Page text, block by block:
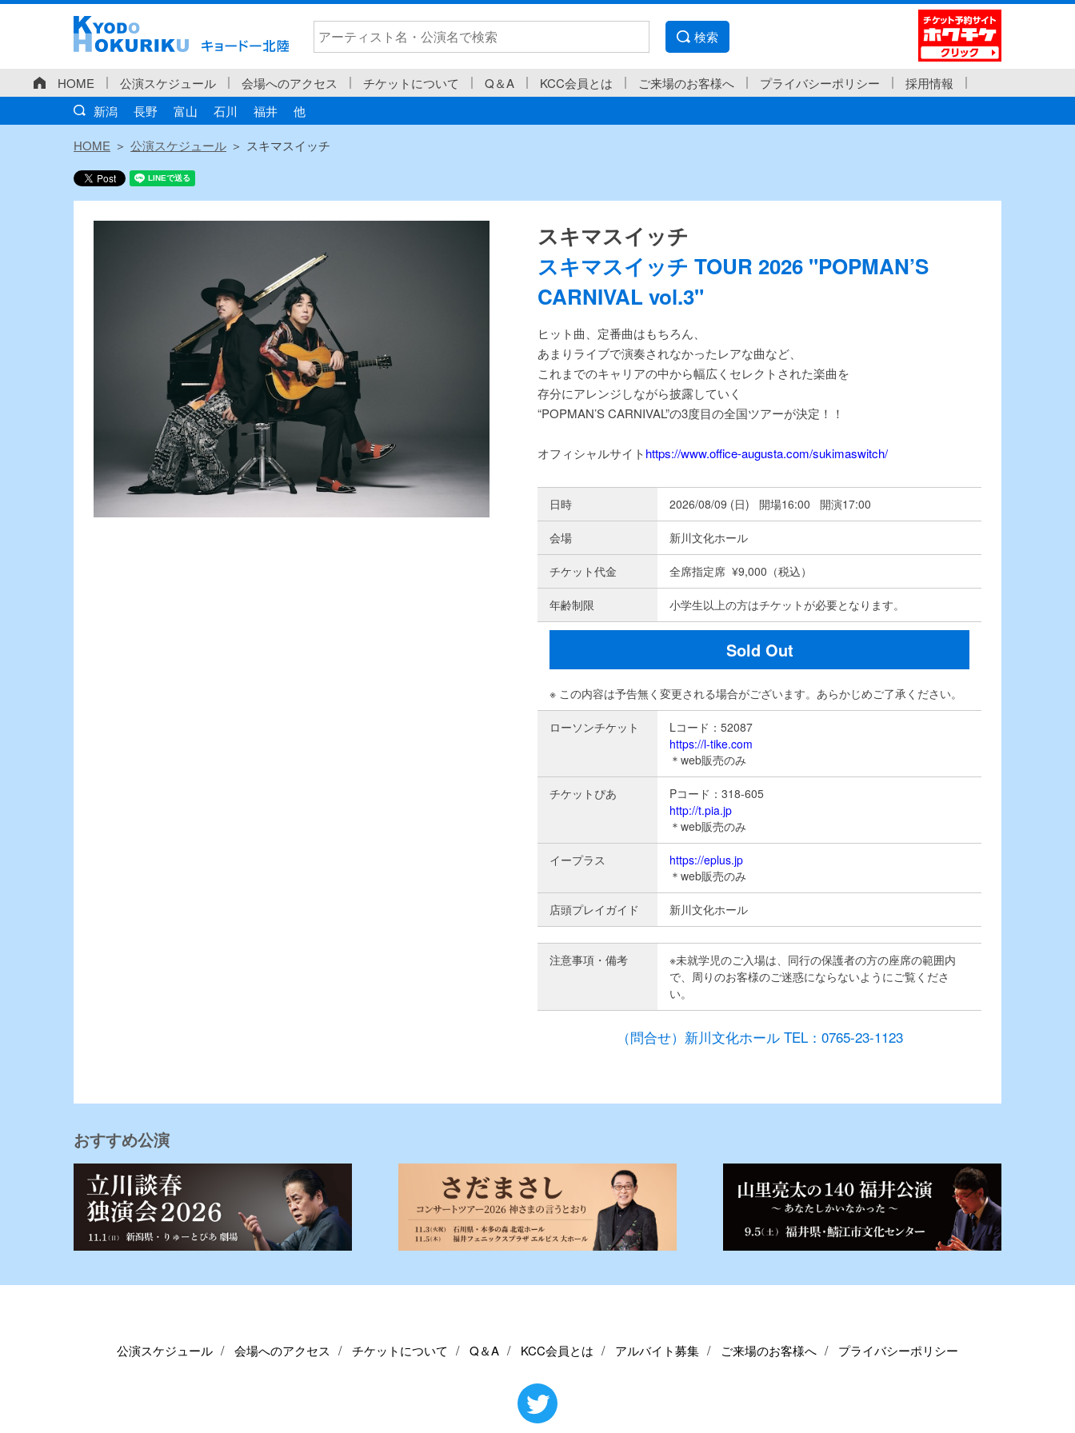
検索
HOME 公演スケジュール 会場へのアクセス チケットについて Q＆A KCC会員とは ご来場のお客様へ プライバシーポリシー
採用情報
新潟
長野 富山 石川 福井 他
HOME 公演スケジュール スキマスイッチ
スキマスイッチ
スキマスイッチ TOUR 2026 "POPMAN’S
CARNIVAL vol.3"
ヒット曲、定番曲はもちろん、
あまりライブで演奏されなかったレアな曲など、
これまでのキャリアの中から幅広くセレクトされた楽曲を
存分にアレンジしながら披露していく
“POPMAN’S CARNIVAL”の3度目の全国ツアーが決定！！
オフィシャルサイトhttps://www.office-augusta.com/sukimaswitch/
日時 2026/08/09 (日) 開場16:00 開演17:00
会場 新川文化ホール
チケット代金 全席指定席 ¥9,000（税込）
年齢制限 小学生以上の方はチケットが必要となります。
Sold Out
※ この内容は予告無く変更される場合がございます。あらかじめご了承ください。
ローソンチケット
Lコード：52087
https://l-tike.com
＊web販売のみ
チケットぴあ
Pコード：318-605
http://t.pia.jp
＊web販売のみ
イープラス
https://eplus.jp
＊web販売のみ
店頭プレイガイド 新川文化ホール
注意事項・備考
※未就学児のご入場は、同行の保護者の方の座席の範囲内
で、周りのお客様のご迷惑にならないようにご覧くださ
い。
（問合せ）新川文化ホール TEL：0765-23-1123
おすすめ公演
公演スケジュール 会場へのアクセス チケットについて Q＆A KCC会員とは アルバイト募集 ご来場のお客様へ プライバシーポリシー